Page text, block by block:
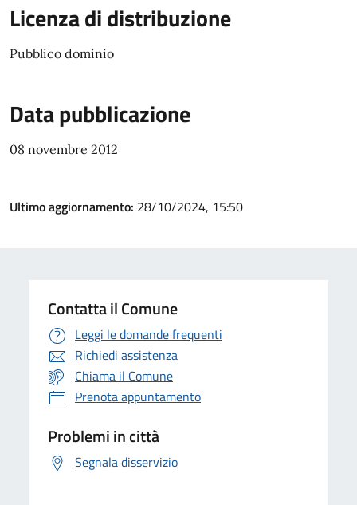
Licenza di distribuzione
Pubblico dominio
Data pubblicazione
08 novembre 2012
Ultimo aggiornamento: 28/10/2024, 15:50
Contatta il Comune
Leggi le domande frequenti
Richiedi assistenza
Chiama il Comune
Prenota appuntamento
Problemi in città
Segnala disservizio